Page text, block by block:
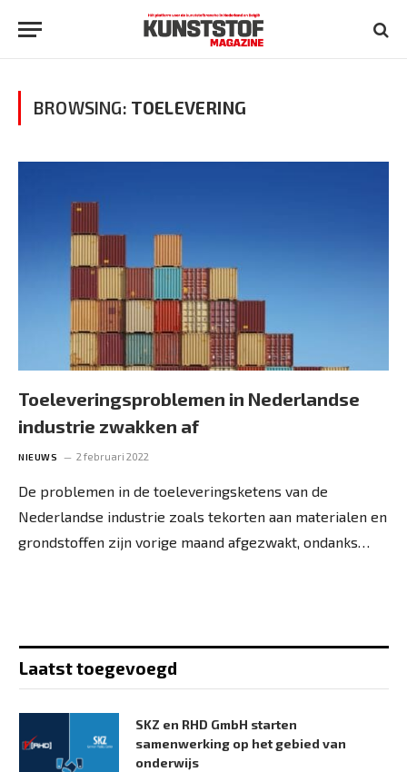
BROWSING: TOELEVERING
Toeleveringsproblemen in Nederlandse
industrie zwakken af
NIEUWS 2 februari 2022
De problemen in de toeleveringsketens van de
Nederlandse industrie zoals tekorten aan materialen en
grondstoffen zijn vorige maand afgezwakt, ondanks…
Laatst toegevoegd
SKZ en RHD GmbH starten
samenwerking op het gebied van
onderwijs